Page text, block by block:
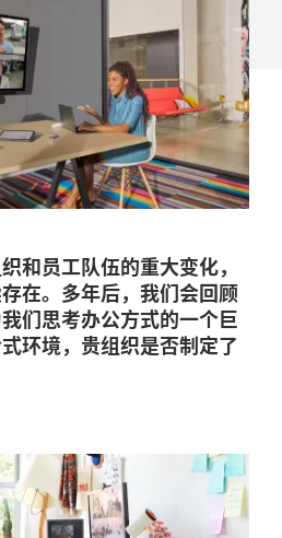
和员工队伍的重大变化，
在。多年后，我们会回顾
们思考办公方式的一个巨
环境，贵组织是否制定了